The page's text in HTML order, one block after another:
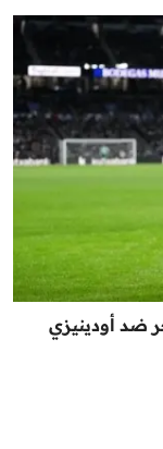
ضد أودينيزي